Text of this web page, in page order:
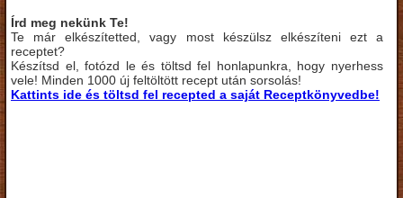
Írd meg nekünk Te!
Te már elkészítetted, vagy most készülsz elkészíteni ezt a
receptet?
Készítsd el, fotózd le és töltsd fel honlapunkra, hogy nyerhess
vele! Minden 1000 új feltöltött recept után sorsolás!
Kattints ide és töltsd fel recepted a saját Receptkönyvedbe!